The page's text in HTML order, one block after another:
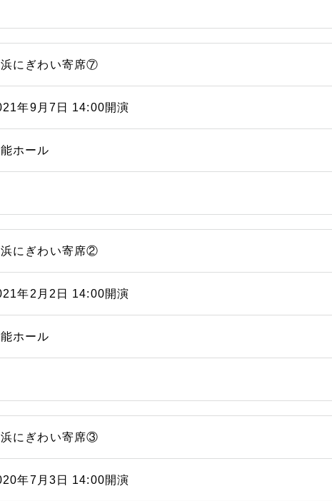
にぎわい寄席⑦
年9月7日 14:00開演
ホール
にぎわい寄席②
年2月2日 14:00開演
ホール
にぎわい寄席③
年7月3日 14:00開演